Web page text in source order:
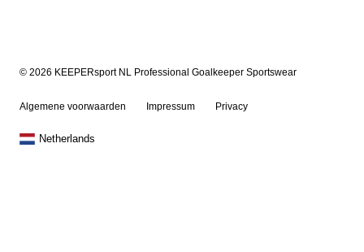
© 2026 KEEPERsport NL Professional Goalkeeper Sportswear
Algemene voorwaarden Impressum Privacy
Netherlands